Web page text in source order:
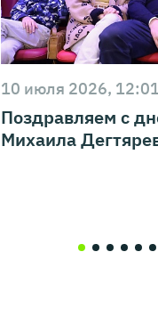
10 июля 2026, 12:01
Поздравляем с
Михаила